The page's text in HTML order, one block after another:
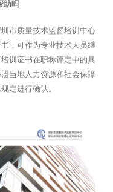
助吗
市质量技术监督培训中心
，可作为专业技术人员继
训证书在职称评定中的具
当地人力资源和社会保障
定进行确认。